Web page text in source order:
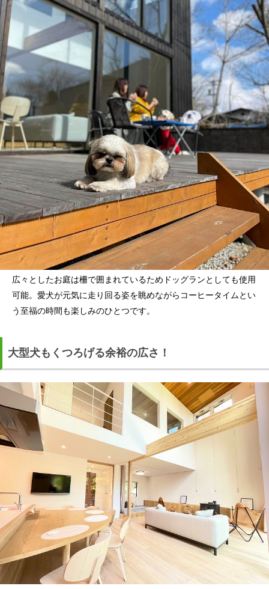
広々としたお庭は柵で囲まれているためドッグランとしても使用
可能。愛犬が元気に走り回る姿を眺めながらコーヒータイムとい
う至福の時間も楽しみのひとつです。
大型犬もくつろげる余裕の広さ！